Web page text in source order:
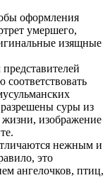
оформления
умершего,
изящные
суры из
жизни, изображение
нежным и
это
ангелочков, птиц,